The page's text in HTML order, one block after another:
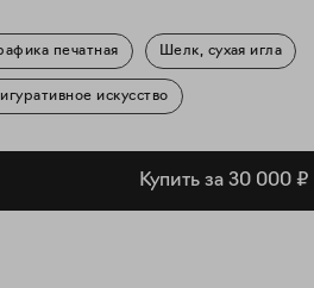
печатная Шелк, сухая игла
искусство
Купить за 30 000 ₽